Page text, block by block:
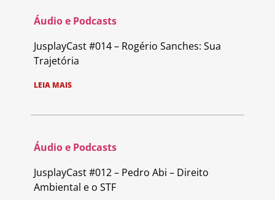
Áudio e Podcasts
JusplayCast #014 – Rogério Sanches: Sua
Trajetória
LEIA MAIS
Áudio e Podcasts
JusplayCast #012 – Pedro Abi – Direito
Ambiental e o STF